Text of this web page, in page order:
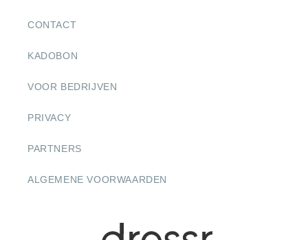
CONTACT
KADOBON
VOOR BEDRIJVEN
PRIVACY
PARTNERS
ALGEMENE VOORWAARDEN